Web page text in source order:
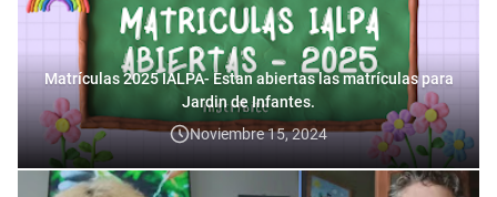
Matrículas 2025 IALPA- Estan abiertas las matrículas para
Jardin de Infantes.
Noviembre 15, 2024